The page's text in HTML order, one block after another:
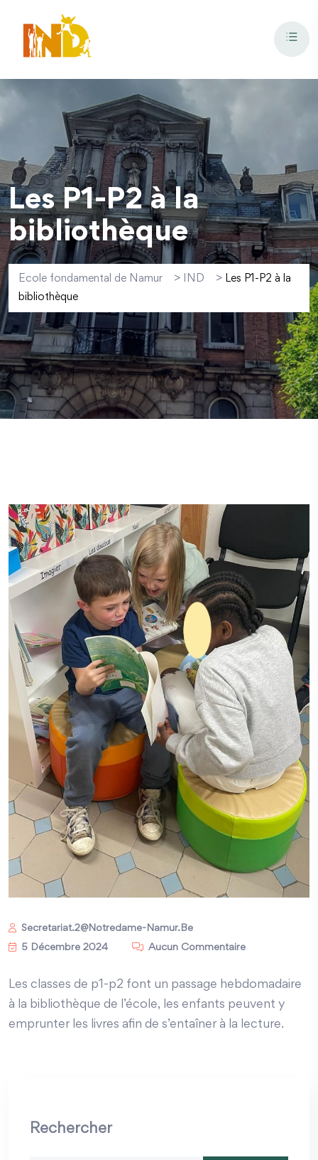
Les P1-P2 à la
bibliothèque
Ecole fondamental de Namur > IND >
Les P1-P2 à la
bibliothèque
Secretariat.2@notredame-Namur.be
5 Décembre 2024 Aucun Commentaire
Les classes de p1-p2 font un passage hebdomadaire
à la bibliothèque de l’école, les enfants peuvent y
emprunter les livres afin de s’entaîner à la lecture.
Rechercher